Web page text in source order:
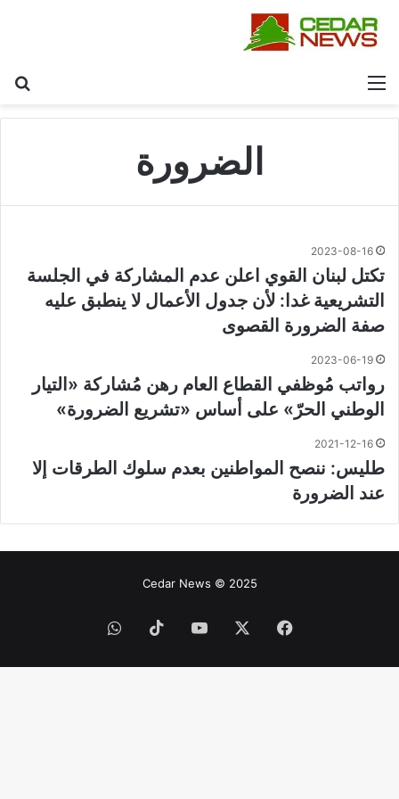
القائمة
الضرورة
2023-08-16
تكتل لبنان القوي اعلن عدم المشاركة في الجلسة
التشريعية غدا: لأن جدول الأعمال لا ينطبق عليه
صفة الضرورة القصوى
2023-06-19
رواتب مُوظفي القطاع العام رهن مُشاركة «التيار
الوطني الحرّ» على أساس «تشريع الضرورة»
2021-12-16
طليس: ننصح المواطنين بعدم سلوك الطرقات إلا
عند الضرورة
Cedar News © 2025
فيسبوك ‫YouTube
‫TikTokواتساب